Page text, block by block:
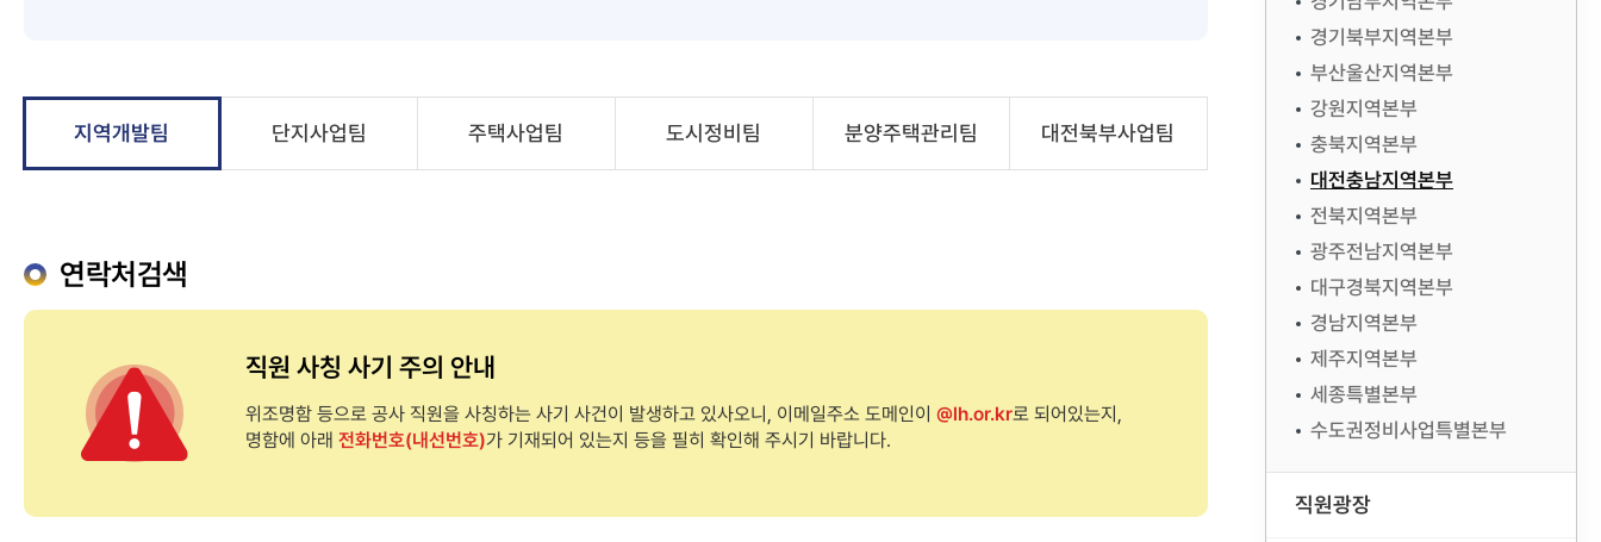
경기북부지역본부
부산울산지역본부
강원지역본부
충북지역본부
대전충남지역본부
전북지역본부
광주전남지역본부
대구경북지역본부
경남지역본부
제주지역본부
세종특별본부
수도권정비사업특별본부
직원광장
지역개발팀 단지사업팀 주택사업팀 도시정비팀 분양주택관리팀 대전북부사업팀
연락처검색
직원 사칭 사기 주의 안내
위조명함 등으로 공사 직원을 사칭하는 사기 사건이 발생하고 있사오니, 이메일주소 도메인이 @lh.or.kr로 되어있는지,
명함에 아래 전화번호(내선번호)가 기재되어 있는지 등을 필히 확인해 주시기 바랍니다.